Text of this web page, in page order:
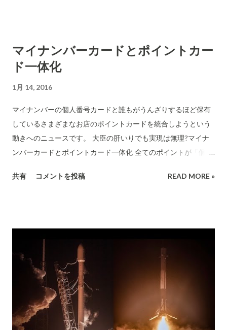
ット燃料の費用は2,500万円ほどでした。ロケットが使い回しで
きるようになるとどれだけコストが下がるかが感じ取れます
3(英語)
う。 テスラ・オートパイロット】小沢もショック、衝撃の自動
運転時代!! トヨタが2017年に自動運転車を市販決定か? 自動運転
実用化への競争を行っています。特にヨーロッパと日本のメー
カーが進んでいる印象です。ダイムラー・ベンツ、BMW、ボル
ボ(スエーデンが国をあげて支援しています）などが目立ちま
す。 自動車メーカーではない、グーグルの意欲的な取り組みは
大きく報道されています。先般は、フォードと提携するという
自動車を開発中というのが公然の秘密です。当然、それは自動
ると、人間は運転しなくなります。車に乗り込んだら、目的地
を車に告げて、スタートボタンを押すだけ。(実際には語りかけ
ることになるでしょう。車は人の言葉を解するようにその頃に
はなっています。） また、車を保有するという時代が終わりま
す。カーシェアリングの時代になります。車を利用したいとき
は、自宅でスマホに「車が必要」と告げればスグにどこからと
マイナンバーカードとポイントカー
ド一体化
1月 14, 2016
マイナンバーの個人番号カードと誰もがうんざりするほど保有
しているさまざまなお店のポイントカードを統合しようという
動きへのニュースです。 大臣の肝いりでも実現は無理?マイナ
ンバーカードとポイントカード一体化 全てのポイントが「個人
技術的にはなんらの問題はありません。そういう可能性をもと
ナンバーが漏洩してもなんらの関係がありません。」マイナン
バー漏洩は「恐ろしいと」脅しが各所で見られますが、な〜ん
にも恐ろしいことなどありません。こういう複雑でしっかりし
た設計を知らない連中が吹聴しているだけです。 図書館の利用
カードは、早期に実現してほしいものです。(三芳町図書館の管
理者は厳しいのです）しかし、カードを管理するのはとても面
倒なのです。カードがありすぎて... 「個人番号カードをデビッ
共有 コメントを投稿 READ MORE »